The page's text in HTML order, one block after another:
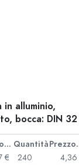
alluminio,
bocca: DIN 32
Prezzo cad. Quantità
€
240
4,36